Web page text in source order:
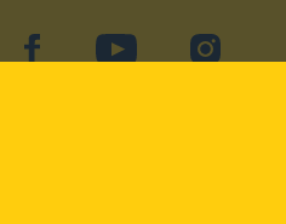
facebookYouTube Instagram